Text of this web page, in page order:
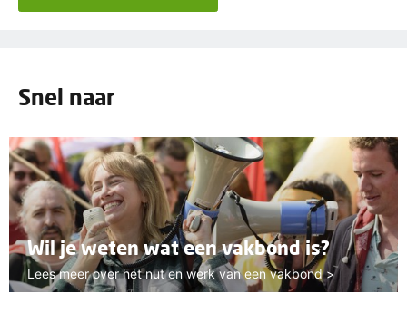
Snel naar
Wil je weten wat een vakbond is?
Lees meer over het nut en werk van een vakbond >